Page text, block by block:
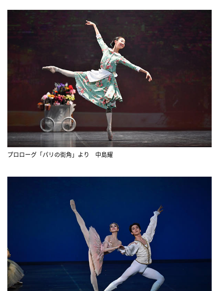
プロローグ「パリの街角」より 中島耀